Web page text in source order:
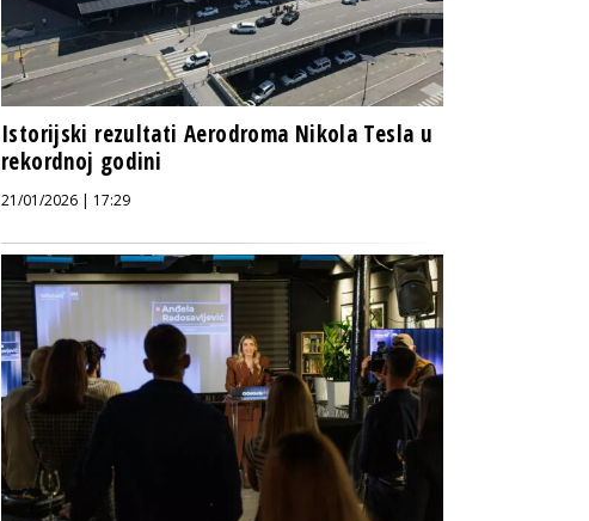
Istorijski rezultati Aerodroma Nikola Tesla u
rekordnoj godini
21/01/2026 | 17:29